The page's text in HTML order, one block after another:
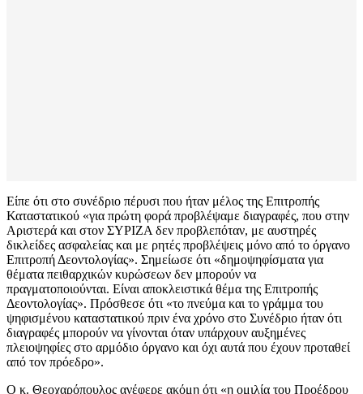
Είπε ότι στο συνέδριο πέρυσι που ήταν μέλος της Επιτροπής
Καταστατικού «για πρώτη φορά προβλέψαμε διαγραφές, που στην
Αριστερά και στον ΣΥΡΙΖΑ δεν προβλεπόταν, με αυστηρές
δικλείδες ασφαλείας και με ρητές προβλέψεις μόνο από το όργανο
Επιτροπή Δεοντολογίας». Σημείωσε ότι «δημοψηφίσματα για
θέματα πειθαρχικών κυρώσεων δεν μπορούν να
πραγματοποιούνται. Είναι αποκλειστικά θέμα της Επιτροπής
Δεοντολογίας». Πρόσθεσε ότι «το πνεύμα και το γράμμα του
ψηφισμένου καταστατικού πριν ένα χρόνο στο Συνέδριο ήταν ότι
διαγραφές μπορούν να γίνονται όταν υπάρχουν αυξημένες
πλειοψηφίες στο αρμόδιο όργανο και όχι αυτά που έχουν προταθεί
από τον πρόεδρο».
Ο κ. Θεοχαρόπουλος ανέφερε ακόμη ότι «η ομιλία του Προέδρου